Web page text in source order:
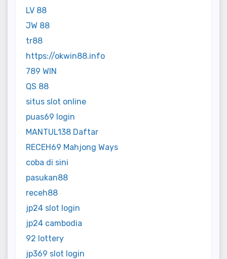
LV 88
JW 88
tr88
https://okwin88.info
789 WIN
QS 88
situs slot online
puas69 login
MANTUL138 Daftar
RECEH69 Mahjong Ways
coba di sini
pasukan88
receh88
jp24 slot login
jp24 cambodia
92 lottery
jp369 slot login